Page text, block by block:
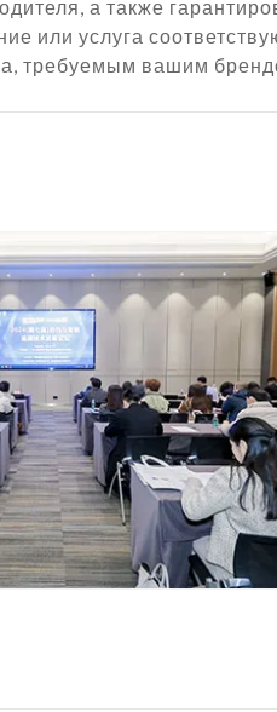
а также
или услуга
требуемым вашим